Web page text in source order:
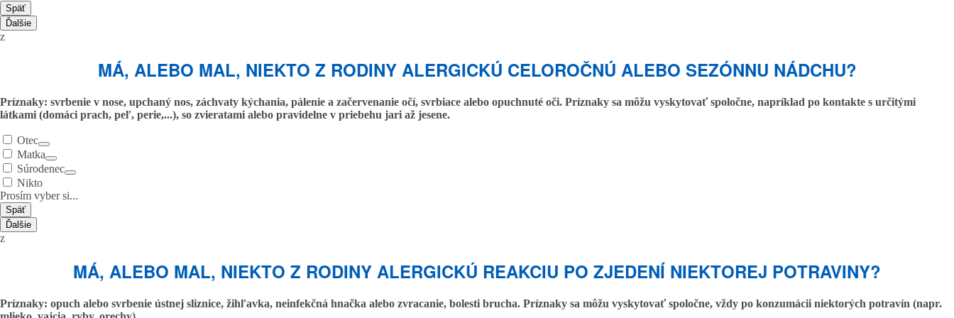
Späť
Ďalšie
z
MÁ, ALEBO MAL, NIEKTO Z RODINY ALERGICKÚ CELOROČNÚ ALEBO SEZÓNNU NÁDCHU?
Príznaky: svrbenie v nose, upchaný nos, záchvaty kýchania, pálenie a začervenanie očí, svrbiace alebo opuchnuté oči. Príznaky sa môžu vyskytovať spoločne, napríklad po kontakte s určitými
látkami (domáci prach, peľ, perie,...), so zvieratami alebo pravidelne v priebehu jari až jesene.
Otec
Matka
Súrodenec
Nikto
Prosím vyber si...
Späť
Ďalšie
z
MÁ, ALEBO MAL, NIEKTO Z RODINY ALERGICKÚ REAKCIU PO ZJEDENÍ NIEKTOREJ POTRAVINY?
Príznaky: opuch alebo svrbenie ústnej sliznice, žihľavka, neinfekčná hnačka alebo zvracanie, bolesti brucha. Príznaky sa môžu vyskytovať spoločne, vždy po konzumácii niektorých potravín (napr.